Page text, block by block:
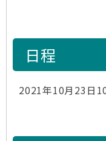
日程
2021年10月23日